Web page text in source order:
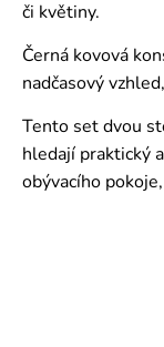
či květiny.
Černá kovová
nadčasový
Tento set dvou
hledají praktický
obývacího